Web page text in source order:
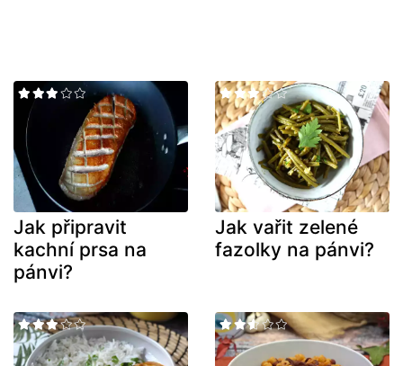
Jak připravit
kachní prsa na
pánvi?
Jak vařit zelené
fazolky na pánvi?